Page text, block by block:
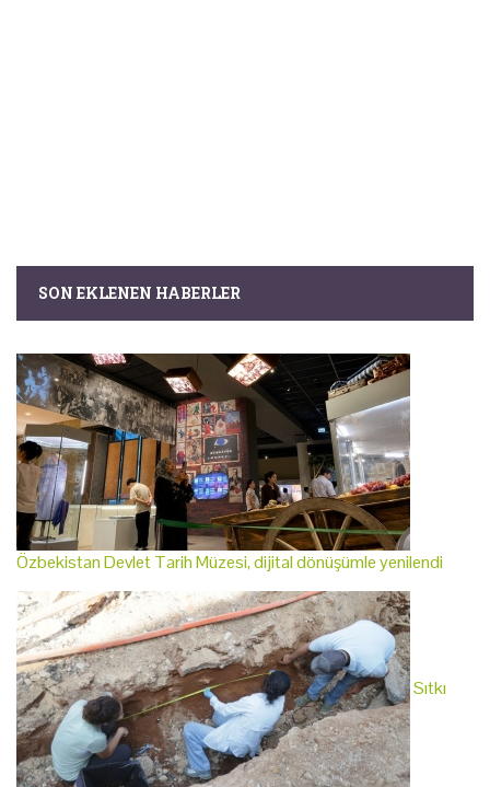
SON EKLENEN HABERLER
Özbekistan Devlet Tarih Müzesi, dijital dönüşümle yenilendi
Sıtkı